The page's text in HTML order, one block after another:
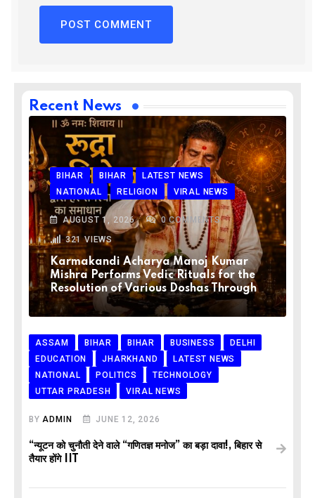
Recent News
BIHAR BIHAR
LATEST NEWS
NATIONAL
RELIGION VIRAL NEWS
AUGUST 1, 2026 0COMMENTS
321VIEWS
Karmakandi Acharya Manoj Kumar
Mishra Performs Vedic Rituals for the
Resolution of Various Doshas Through
ASSAM BIHAR BIHAR BUSINESS
DELHI
EDUCATION
JHARKHAND
LATEST NEWS
NATIONAL
POLITICS
TECHNOLOGY
UTTAR PRADESH
VIRAL NEWS
BYADMIN JUNE 12, 2026
“न्यूटन को चुनौती देने वाले “गणितज्ञ मनोज” का बड़ा दावा!, बिहार से
तैयार होंगे IIT